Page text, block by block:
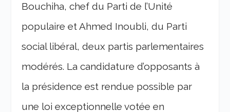
Bouchiha, chef du Parti de l’Unité
populaire et Ahmed Inoubli, du Parti
social libéral, deux partis parlementaires
modérés. La candidature d’opposants à
la présidence est rendue possible par
une loi exceptionnelle votée en